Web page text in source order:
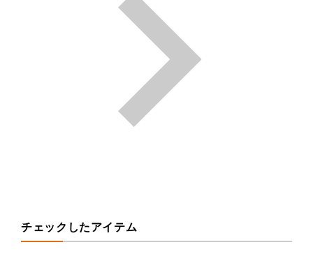
チェックしたアイテム